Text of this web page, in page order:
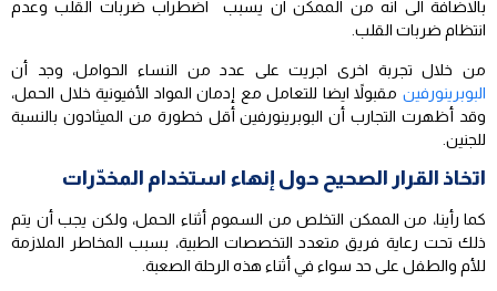
بالاضافة الى انه من الممكن ان يسبب اضطراب ضربات القلب وعدم
انتظام ضربات القلب.
من خلال تجربة اخرى اجريت على عدد من النساء الحوامل، وجد أن
البوبرينورفين مقبولاً ايضا للتعامل مع إدمان المواد الأفيونية خلال الحمل،
وقد أظهرت التجارب أن البوبرينورفين أقل خطورة من الميثادون بالنسبة
للجنين.
اتخاذ القرار الصحيح حول إنهاء استخدام المخدّرات
كما رأينا، من الممكن التخلص من السموم أثناء الحمل، ولكن يجب أن يتم
ذلك تحت رعاية فريق متعدد التخصصات الطبية، بسبب المخاطر الملازمة
للأم والطفل على حد سواء في أثناء هذه الرحلة الصعبة.